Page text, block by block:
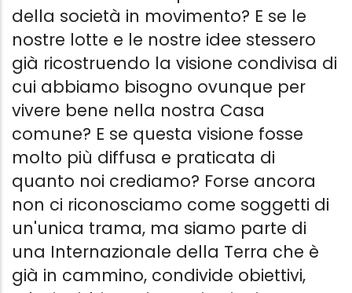
della società in movimento? E se le
nostre lotte e le nostre idee stessero
già ricostruendo la visione condivisa di
cui abbiamo bisogno ovunque per
vivere bene nella nostra Casa
comune? E se questa visione fosse
molto più diffusa e praticata di
quanto noi crediamo? Forse ancora
non ci riconosciamo come soggetti di
un'unica trama, ma siamo parte di
una Internazionale della Terra che è
già in cammino, condivide obiettivi,
IL PIANETA DI TUTTI TERRA HA I